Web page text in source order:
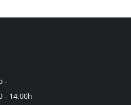
-
- 14.00h